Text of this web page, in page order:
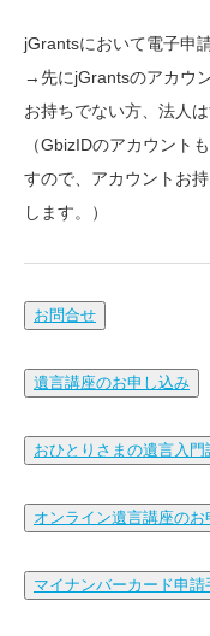
jGrantsにおいて電子申
→先にjGrantsのアカウ
お持ちでない方、法人
（GbizIDのアカウント
すので、アカウントお
します。）
お問合せ
遺言講座のお申し込み
おひとりさまの遺言入
オンライン遺言講座のお
マイナンバーカード申